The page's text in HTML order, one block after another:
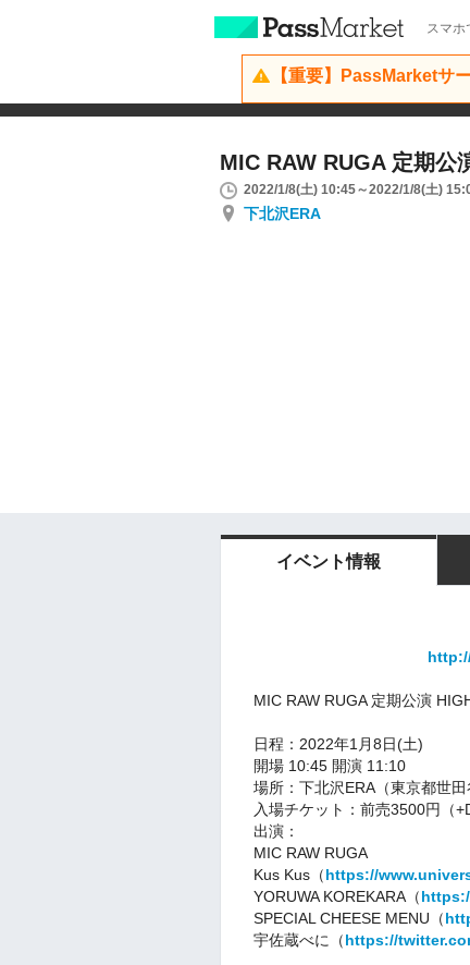
スマ
【重要】PassMarketサ
MIC RAW RUGA 定期公
2022/1/8(土) 10:45～2022/1/8(土)
下北沢ERA
イベント情報
MIC RAW RUGA 定期公演
日程：2022年1月8日(土)
開場 10:45 開演 11:10
場所：下北沢ERA（東京都世
入場チケット：前売3500円（
出演：
MIC RAW RUGA
Kus Kus（https://
YORUWA KOREKARA（
SPECIAL CHEESE MENU（
宇佐蔵べに（https://